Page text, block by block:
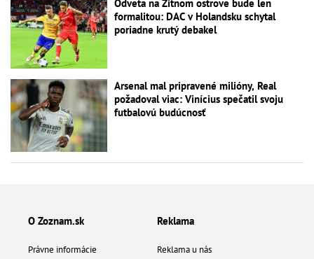
Odveta na Žitnom ostrove bude len
formalitou: DAC v Holandsku schytal
poriadne krutý debakel
Arsenal mal pripravené milióny, Real
požadoval viac: Vinícius spečatil svoju
futbalovú budúcnosť
O Zoznam.sk
Právne informácie
Reklama
Reklama u nás